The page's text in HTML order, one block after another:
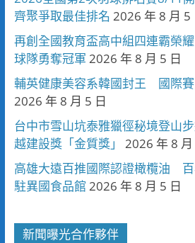
齊聚爭取最佳排名 2026 年 8 月 5
再創全國教育盃高中組四連霸榮
球隊勇奪冠軍 2026 年 8 月 5 日
輔英健康美容系韓國封王 國際
2026 年 8 月 5 日
台中市雪山坑泰雅獵徑秘境登山
越建設獎「金質獎」
2026 年 8 月
高雄大遠百推國際認證橄欖油
駐異國食品館 2026 年 8 月 5 日
新聞曝光合作夥伴